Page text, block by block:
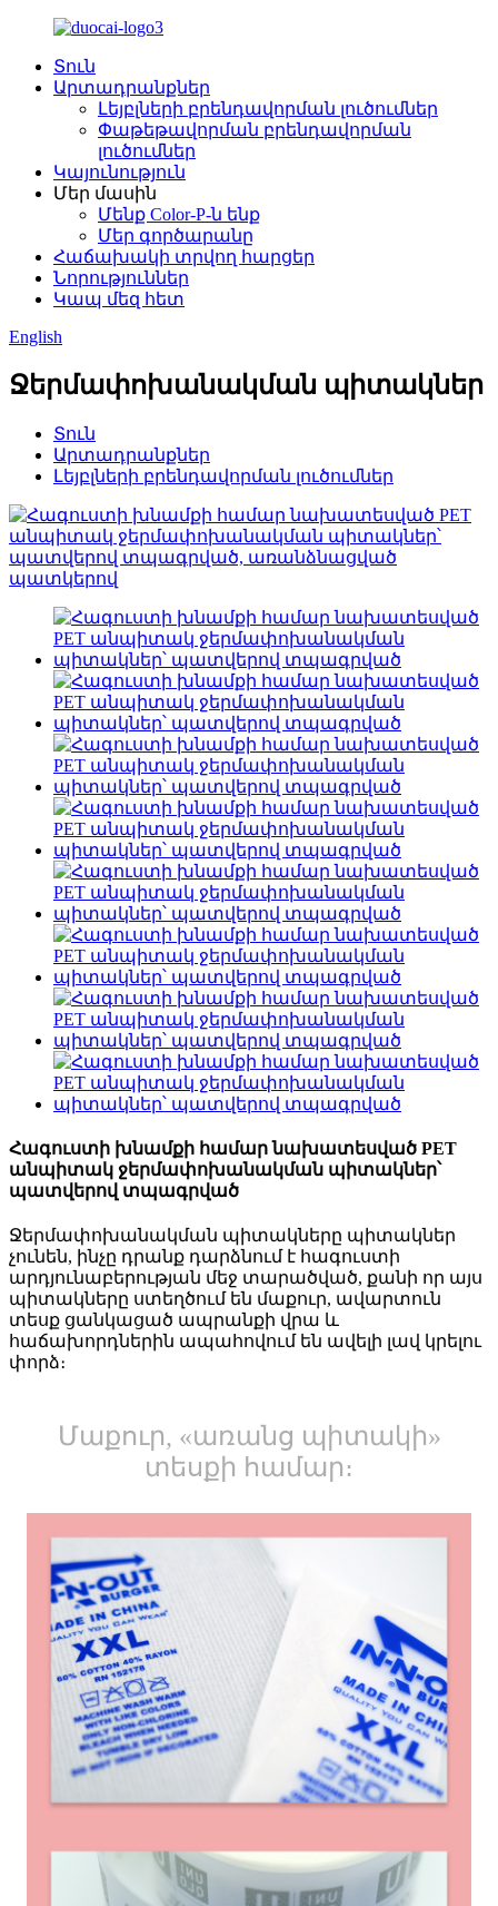
Տուն
Արտադրանքներ
Լեյբլների բրենդավորման լուծումներ
Փաթեթավորման բրենդավորման
լուծումներ
Կայունություն
Մեր մասին
Մենք Color-P-ն ենք
Մեր գործարանը
Հաճախակի տրվող հարցեր
Նորություններ
Կապ մեզ հետ
English
Ջերմափոխանակման պիտակներ
Տուն
Արտադրանքներ
Լեյբլների բրենդավորման լուծումներ
Հագուստի խնամքի համար նախատեսված PET
անպիտակ ջերմափոխանակման պիտակներ՝
պատվերով տպագրված
Ջերմափոխանակման պիտակները պիտակներ
չունեն, ինչը դրանք դարձնում է հագուստի
արդյունաբերության մեջ տարածված, քանի որ այս
պիտակները ստեղծում են մաքուր, ավարտուն
տեսք ցանկացած ապրանքի վրա և
հաճախորդներին ապահովում են ավելի լավ կրելու
փորձ։
Մաքուր, «առանց պիտակի»
տեսքի համար։